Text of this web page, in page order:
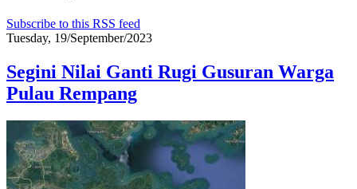
Subscribe to this RSS feed
Tuesday, 19/September/2023
Segini Nilai Ganti Rugi Gusuran Warga
Pulau Rempang